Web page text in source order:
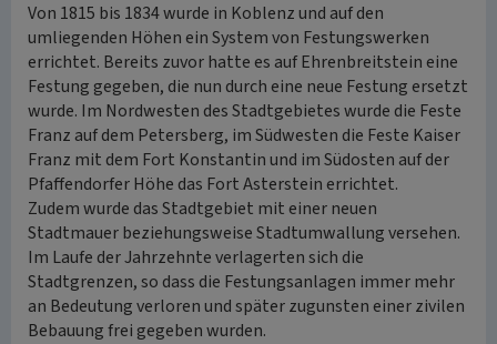
Von 1815 bis 1834 wurde in Koblenz und auf den
umliegenden Höhen ein System von Festungswerken
errichtet. Bereits zuvor hatte es auf Ehrenbreitstein eine
Festung gegeben, die nun durch eine neue Festung ersetzt
wurde. Im Nordwesten des Stadtgebietes wurde die Feste
Franz auf dem Petersberg, im Südwesten die Feste Kaiser
Franz mit dem Fort Konstantin und im Südosten auf der
Pfaffendorfer Höhe das Fort Asterstein errichtet.
Zudem wurde das Stadtgebiet mit einer neuen
Stadtmauer beziehungsweise Stadtumwallung versehen.
Im Laufe der Jahrzehnte verlagerten sich die
Stadtgrenzen, so dass die Festungsanlagen immer mehr
an Bedeutung verloren und später zugunsten einer zivilen
Bebauung frei gegeben wurden.